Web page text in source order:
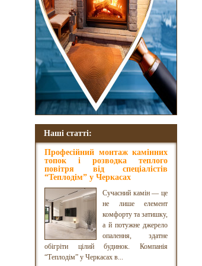
Наші статті:
Професійний монтаж камінних
топок і розводка теплого
повітря від спеціалістів
“Теплодім” у Черкасах
Сучасний камін — це
не лише елемент
комфорту та затишку,
а й потужне джерело
опалення, здатне
обігріти цілий будинок. Компанія
“Теплодім” у Черкасах в...